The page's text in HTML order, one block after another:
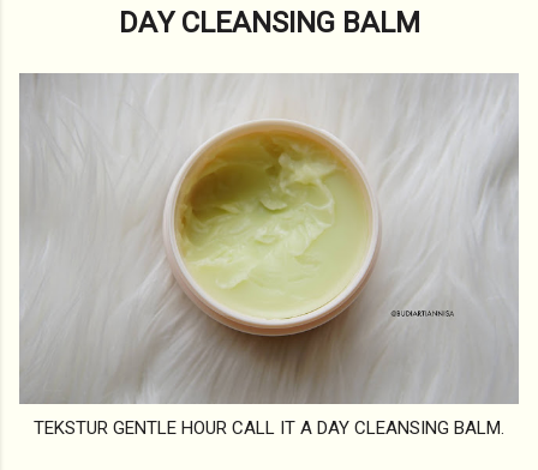
DAY CLEANSING BALM
TEKSTUR GENTLE HOUR CALL IT A DAY CLEANSING BALM.